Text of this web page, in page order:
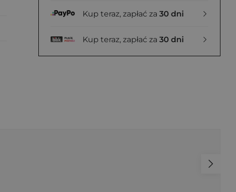
Kup teraz, zapłać za 30 dni
Kup teraz, zapłać za 30 dni